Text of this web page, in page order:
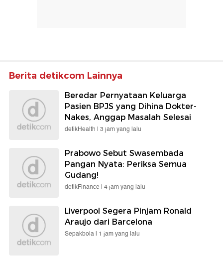
Berita detikcom Lainnya
Beredar Pernyataan Keluarga
Pasien BPJS yang Dihina Dokter-
Nakes, Anggap Masalah Selesai
detikHealth | 3 jam yang lalu
Prabowo Sebut Swasembada
Pangan Nyata: Periksa Semua
Gudang!
detikFinance | 4 jam yang lalu
Liverpool Segera Pinjam Ronald
Araujo dari Barcelona
Sepakbola | 1 jam yang lalu